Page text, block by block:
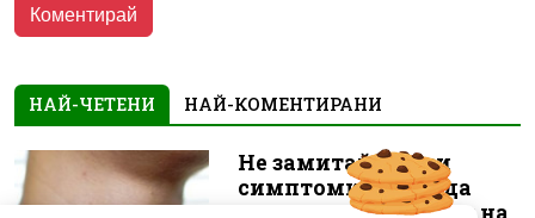
НАЙ-ЧЕТЕНИ НАЙ-КОМЕНТИРАНИ
Не замитайте тези
симптоми: Може да
сигнализират за рак на